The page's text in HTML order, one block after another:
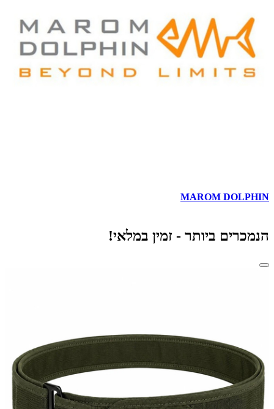
MAROM DOLPHIN
הנמכרים ביותר - זמין במלאי!